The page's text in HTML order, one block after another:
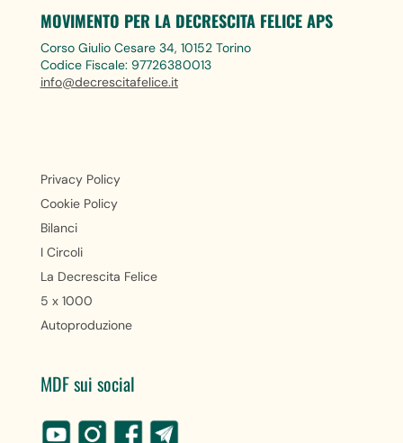
MOVIMENTO PER LA DECRESCITA FELICE APS
Corso Giulio Cesare 34, 10152 Torino
Codice Fiscale: 97726380013
info@decrescitafelice.it
Privacy Policy
Cookie Policy
Bilanci
I Circoli
La Decrescita Felice
5 x 1000
Autoproduzione
MDF sui social